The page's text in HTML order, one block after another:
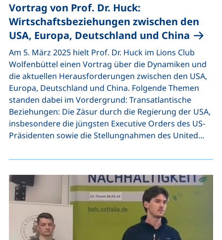
Vortrag von Prof. Dr. Huck:
Wirtschaftsbeziehungen zwischen den
USA, Europa, Deutschland und China
Am 5. März 2025 hielt Prof. Dr. Huck im Lions Club
Wolfenbüttel einen Vortrag über die Dynamiken und
die aktuellen Herausforderungen zwischen den USA,
Europa, Deutschland und China. Folgende Themen
standen dabei im Vordergrund: Transatlantische
Beziehungen: Die Zäsur durch die Regierung der USA,
insbesondere die jüngsten Executive Orders des US-
Präsidenten sowie die Stellungnahmen des United...